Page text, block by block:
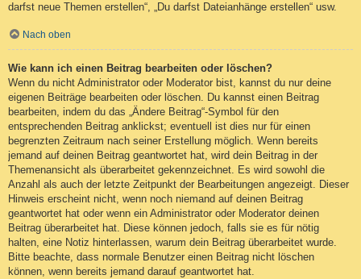
darfst neue Themen erstellen“, „Du darfst Dateianhänge erstellen“ usw.
Nach oben
Wie kann ich einen Beitrag bearbeiten oder löschen?
Wenn du nicht Administrator oder Moderator bist, kannst du nur deine
eigenen Beiträge bearbeiten oder löschen. Du kannst einen Beitrag
bearbeiten, indem du das „Ändere Beitrag“-Symbol für den
entsprechenden Beitrag anklickst; eventuell ist dies nur für einen
begrenzten Zeitraum nach seiner Erstellung möglich. Wenn bereits
jemand auf deinen Beitrag geantwortet hat, wird dein Beitrag in der
Themenansicht als überarbeitet gekennzeichnet. Es wird sowohl die
Anzahl als auch der letzte Zeitpunkt der Bearbeitungen angezeigt. Dieser
Hinweis erscheint nicht, wenn noch niemand auf deinen Beitrag
geantwortet hat oder wenn ein Administrator oder Moderator deinen
Beitrag überarbeitet hat. Diese können jedoch, falls sie es für nötig
halten, eine Notiz hinterlassen, warum dein Beitrag überarbeitet wurde.
Bitte beachte, dass normale Benutzer einen Beitrag nicht löschen
können, wenn bereits jemand darauf geantwortet hat.